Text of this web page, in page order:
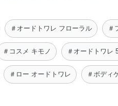
＃オードトワレ フローラル ＃
＃コスメ キモノ ＃オードトワレ
＃ロー オードトワレ ＃ボディ